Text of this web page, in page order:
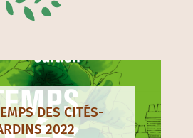
DES CITÉS-
2022